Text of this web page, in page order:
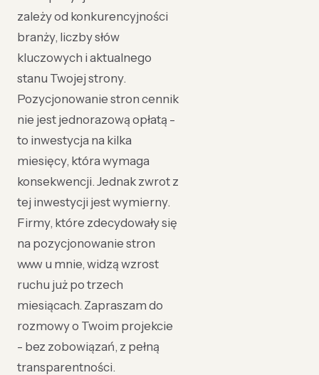
zależy od konkurencyjności
branży, liczby słów
kluczowych i aktualnego
stanu Twojej strony.
Pozycjonowanie stron cennik
nie jest jednorazową opłatą -
to inwestycja na kilka
miesięcy, która wymaga
konsekwencji. Jednak zwrot z
tej inwestycji jest wymierny.
Firmy, które zdecydowały się
na pozycjonowanie stron
www u mnie, widzą wzrost
ruchu już po trzech
miesiącach. Zapraszam do
rozmowy o Twoim projekcie
- bez zobowiązań, z pełną
transparentności.